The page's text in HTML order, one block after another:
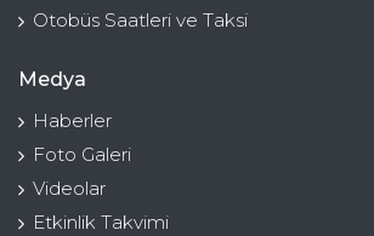
Otobüs Saatleri ve Taksi
Medya
Haberler
Foto Galeri
Videolar
Etkinlik Takvimi